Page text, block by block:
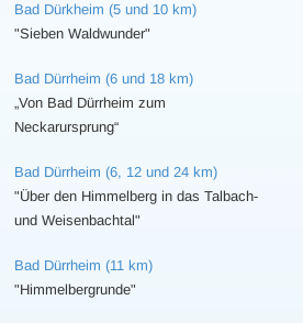
Bad Dürkheim (5 und 10 km)
"Sieben Waldwunder"
Bad Dürrheim (6 und 18 km)
„Von Bad Dürrheim zum
Neckarursprung“
Bad Dürrheim (6, 12 und 24 km)
"Über den Himmelberg in das Talbach-
und Weisenbachtal"
Bad Dürrheim (11 km)
"Himmelbergrunde"